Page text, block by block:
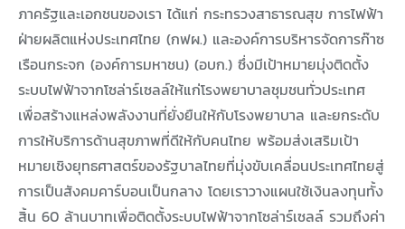
ารอากาศ ส่งต่อธารน้ำใจ ช่วยเหลือผู้ประสบภัยน้ำท่วม จ.เชียงราย
ภาครัฐและเอกชนของเรา ได้แก่ กระทรวงสาธารณสุข การไฟฟ้า
ฝ่ายผลิตแห่งประเทศไทย (กฟผ.) และองค์การบริหารจัดการก๊าซ
เรือนกระจก (องค์การมหาชน) (อบก.) ซึ่งมีเป้าหมายมุ่งติดตั้ง
ระบบไฟฟ้าจากโซล่าร์เซลล์ให้แก่โรงพยาบาลชุมชนทั่วประเทศ
เพื่อสร้างแหล่งพลังงานที่ยั่งยืนให้กับโรงพยาบาล และยกระดับ
การให้บริการด้านสุขภาพที่ดีให้กับคนไทย พร้อมส่งเสริมเป้า
หมายเชิงยุทธศาสตร์ของรัฐบาลไทยที่มุ่งขับเคลื่อนประเทศไทยสู่
การเป็นสังคมคาร์บอนเป็นกลาง โดยเราวางแผนใช้เงินลงทุนทั้ง
สิ้น 60 ล้านบาทเพื่อติดตั้งระบบไฟฟ้าจากโซล่าร์เซลล์ รวมถึงค่า